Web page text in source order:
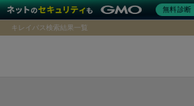
キレイパス検索結果一覧
無料診断